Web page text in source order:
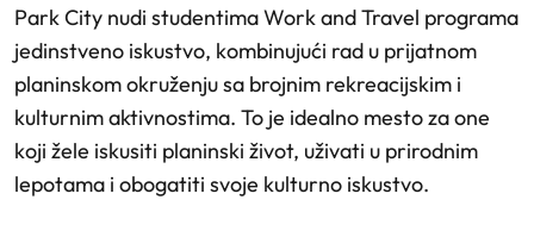
Park City nudi studentima Work and Travel programa
jedinstveno iskustvo, kombinujući rad u prijatnom
planinskom okruženju sa brojnim rekreacijskim i
kulturnim aktivnostima. To je idealno mesto za one
koji žele iskusiti planinski život, uživati u prirodnim
lepotama i obogatiti svoje kulturno iskustvo.